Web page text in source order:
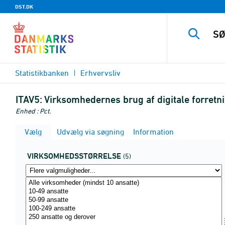
DST.DK
Statistikbanken Erhvervsliv
ITAV5: Virksomhedernes brug af digitale
Enhed : Pct.
Vælg Udvælg via søgning Information
VIRKSOMHEDSSTØRRELSE (5)